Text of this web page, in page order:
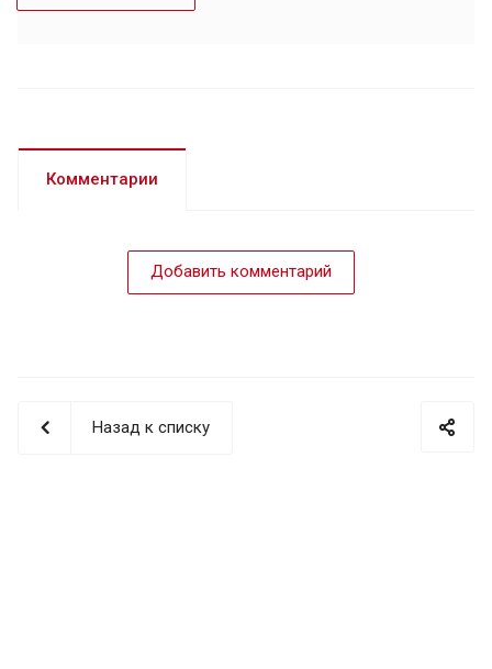
Комментарии
Добавить комментарий
Назад к списку